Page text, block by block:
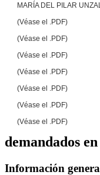
MARÍA DEL PILAR
(Véase el .PDF)
(Véase el .PDF)
(Véase el .PDF)
(Véase el .PDF)
(Véase el .PDF)
(Véase el .PDF)
(Véase el .PDF)
demandados
Información